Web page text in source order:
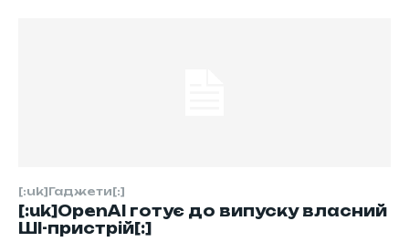
[:uk]Гаджети[:]
[:uk]OpenAI готує до випуску власний
ШІ-пристрій[:]